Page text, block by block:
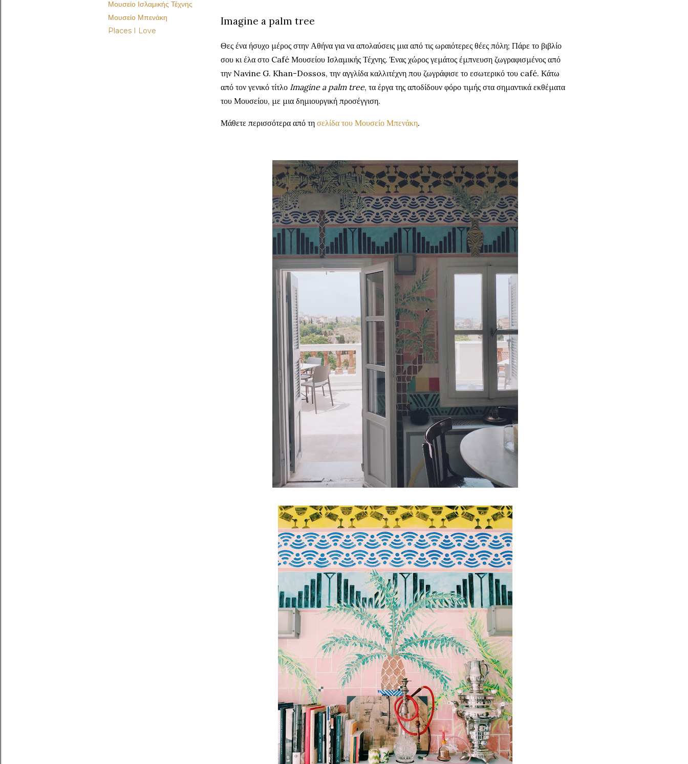
Μουσείο Ισλαμικής Τέχνης
Μουσείο Μπενάκη
Places I Love
Imagine a palm tree
Θες ένα ήσυχο μέρος στην Αθήνα για να απολαύσεις μια από τις ωραιότερες θέες πόλη; Πάρε το βιβλίο
σου κι έλα στο Café Μουσείου Ισλαμικής Τέχνης. Ένας χώρος γεμάτος έμπνευση ζωγραφισμένος από
την Navine G. Khan-Dossos, την αγγλίδα καλλιτέχνη που ζωγράφισε το εσωτερικό του café. Κάτω
από τον γενικό τίτλο Imagine a palm tree, τα έργα της αποδίδουν φόρο τιμής στα σημαντικά εκθέματα
του Μουσείου, με μια δημιουργική προσέγγιση.
Μάθετε περισσότερα από τη σελίδα του Μουσείο Μπενάκη.